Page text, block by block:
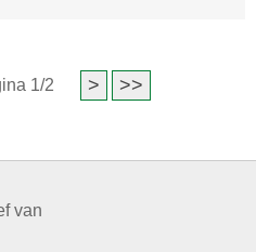
1/2 > >>
van